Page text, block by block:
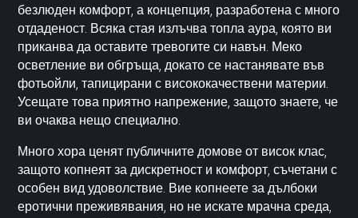
безлюден комфорт, а концепция, разработена с много
отдаденост. Всяка стая излъчва топла аура, която ви
приканва да оставите тревогите си навън. Меко
осветление ви обгръща, докато се настанявате във
фотьойли, тапицирани с висококачествени материи.
Усещате това приятно напрежение, защото знаете, че
ви очаква нещо специално.
Много хора ценят публичните домове от висок клас,
защото копнеят за дискретност и комфорт, съчетани с
особен вид удоволствие. Вие копнеете за дълбоки
еротични преживявания, но не искате мрачна среда,